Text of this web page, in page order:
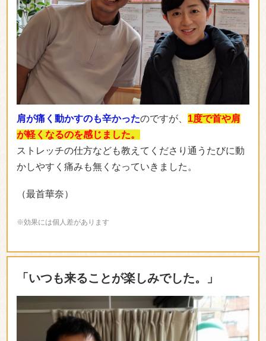
肩が痛く動かすのも辛かったのですが、 1度で首や肩
が軽くなるのを感じました。
ストレッチの仕方なども教えてくださり通うたびに動
かしやすく痛みも無くなっていきました。
（最首華奈）
※効果には個人差があります
「いつも来ることが楽しみでした。」